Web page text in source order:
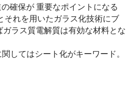
確保が 重要なポイントになる
それを用いたガラス化技術にブ
ガラス質電解質は有効な材料とな
してはシート化がキーワード。